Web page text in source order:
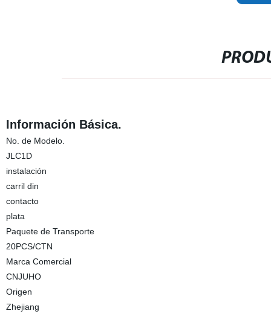
Información Básica.
No. de Modelo.
JLC1D
instalación
carril din
contacto
plata
Paquete de Transporte
20PCS/CTN
Marca Comercial
CNJUHO
Origen
Zhejiang